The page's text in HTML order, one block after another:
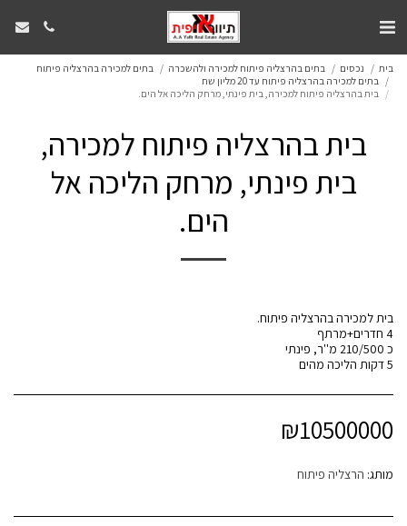
בית נכסים בתים בהרצליה פיתוח למכירה ולהשכרה
בתים למכירה בהרצליה פיתוח
בתים למכירה בהרצליה פיתוח עד 20 מליון שח
בית בהרצליה פיתוח למכירה, בית פינתי, מרחק הליכה אל הים.
בית בהרצליה פיתוח למכירה,
בית פינתי, מרחק הליכה אל
הים.
5 דקות הליכה מהים
₪10500000
מותג: הרצליה פיתוח